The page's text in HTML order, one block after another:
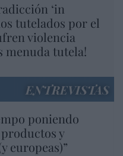
‘in
tutelados por el
violencia
menuda tutela!
ENTREVISTAS
poniendo
y
europeas)”